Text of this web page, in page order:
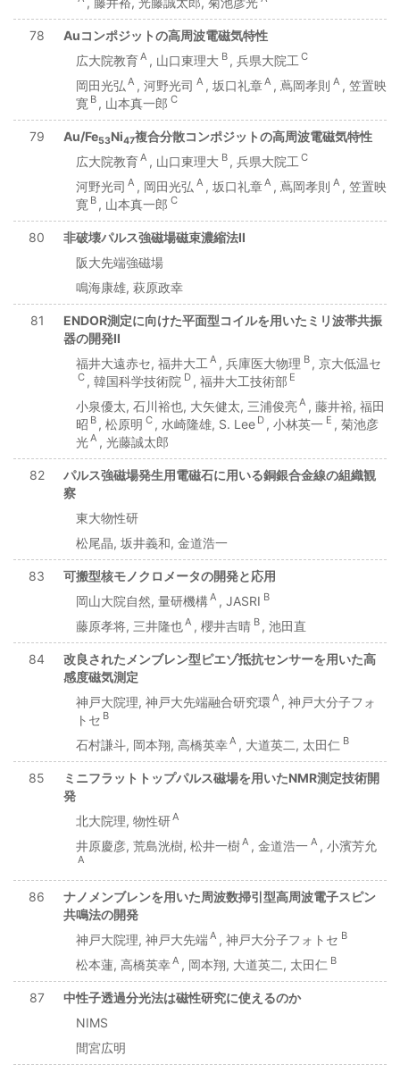
78
Auコンポジットの高周波電磁気特性
広大院教育A , 山口東理大 B , 兵県大院工 C
岡田光弘 A , 河野光司 A , 坂口礼章A , 蔦岡孝則 A , 笠置映
寛 B , 山本真一郎 C
79 Au/Fe53Ni47複合分散コンポジットの高周波電磁気特性
広大院教育A , 山口東理大 B , 兵県大院工 C
河野光司 A , 岡田光弘 A , 坂口礼章A , 蔦岡孝則 A , 笠置映
寛 B , 山本真一郎 C
80
非破壊パルス強磁場磁束濃縮法II
阪大先端強磁場
鳴海康雄, 萩原政幸
81
ENDOR測定に向けた平面型コイルを用いたミリ波帯共振
器の開発II
福井大遠赤セ, 福井大工 A , 兵庫医大物理 B , 京大低温セ
C , 韓国科学技術院 D , 福井大工技術部 E
小泉優太, 石川裕也, 大矢健太, 三浦俊亮A , 藤井裕, 福田
昭 B , 松原明 C , 水崎隆雄, S. Lee D , 小林英一 E , 菊池彦
光A , 光藤誠太郎
82
パルス強磁場発生用電磁石に用いる銅銀合金線の組織観
察
東大物性研
松尾晶, 坂井義和, 金道浩一
83
可搬型核モノクロメータの開発と応用
岡山大院自然, 量研機構A , JASRI B
藤原孝将, 三井隆也A , 櫻井吉晴 B , 池田直
84
改良されたメンブレン型ピエゾ抵抗センサーを用いた高
感度磁気測定
神戸大院理, 神戸大先端融合研究環 A , 神戸大分子フォ
トセ B
石村謙斗, 岡本翔, 高橋英幸A , 大道英二, 太田仁 B
85
ミニフラットトップパルス磁場を用いたNMR測定技術開
発
北大院理, 物性研A
井原慶彦, 荒島洸樹, 松井一樹A , 金道浩一 A , 小濱芳允
A
86
ナノメンブレンを用いた周波数掃引型高周波電子スピン
共鳴法の開発
神戸大院理, 神戸大先端A , 神戸大分子フォトセ B
松本蓮, 高橋英幸A , 岡本翔, 大道英二, 太田仁 B
87
中性子透過分光法は磁性研究に使えるのか
NIMS
間宮広明